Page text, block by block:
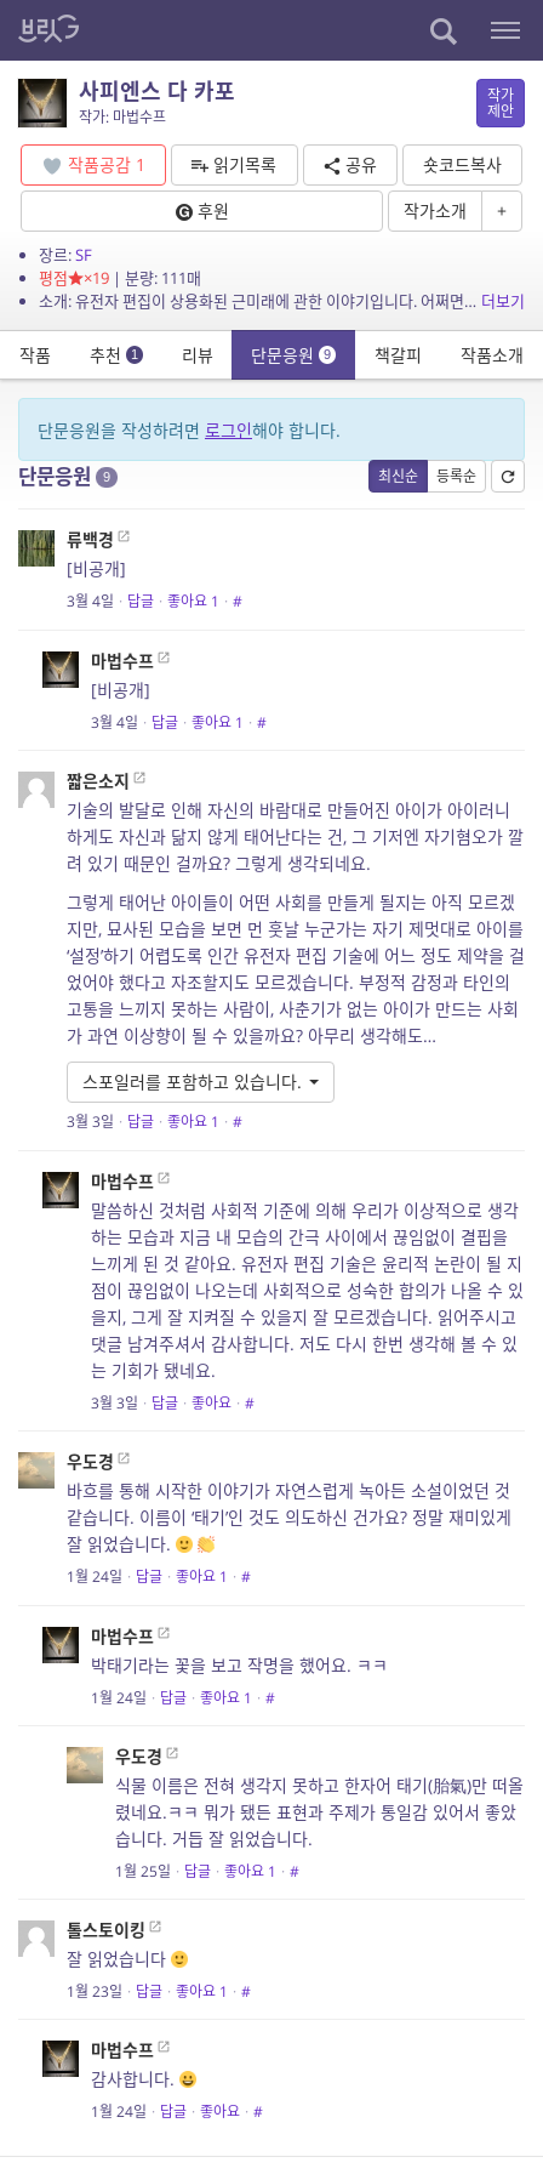
사피엔스 다 카포
작가: 마법수프
작가
제안
작품공감 1 읽기목록 공유
숏코드복사
후원
작가소개 +
장르:SF
평점
×19| 분량: 111매
소개: 유전자 편집이 상용화된 근미래에 관한 이야기입니다. 어쩌면 이런 상황이 이미 현실에 스며들고 있는지도 모르겠다는 생각이 듭니다. 더보기
작품 추천 1 리뷰 단문응원 9 책갈피 작품소개
단문응원을 작성하려면 로그인해야 합니다.
최신순 등록순
단문응원 9
류백경
[비공개]
3월 4일 · 답글 · 좋아요 1 · #
마법수프
[비공개]
3월 4일 · 답글 · 좋아요 1 · #
짧은소지
기술의 발달로 인해 자신의 바람대로 만들어진 아이가 아이러니
하게도 자신과 닮지 않게 태어난다는 건, 그 기저엔 자기혐오가 깔
려 있기 때문인 걸까요? 그렇게 생각되네요.
그렇게 태어난 아이들이 어떤 사회를 만들게 될지는 아직 모르겠
지만, 묘사된 모습을 보면 먼 훗날 누군가는 자기 제멋대로 아이를
‘설정’하기 어렵도록 인간 유전자 편집 기술에 어느 정도 제약을 걸
었어야 했다고 자조할지도 모르겠습니다. 부정적 감정과 타인의
고통을 느끼지 못하는 사람이, 사춘기가 없는 아이가 만드는 사회
가 과연 이상향이 될 수 있을까요? 아무리 생각해도…
스포일러를 포함하고 있습니다.
3월 3일 · 답글 · 좋아요 1 · #
마법수프
말씀하신 것처럼 사회적 기준에 의해 우리가 이상적으로 생각
하는 모습과 지금 내 모습의 간극 사이에서 끊임없이 결핍을
느끼게 된 것 같아요. 유전자 편집 기술은 윤리적 논란이 될 지
점이 끊임없이 나오는데 사회적으로 성숙한 합의가 나올 수 있
을지, 그게 잘 지켜질 수 있을지 잘 모르겠습니다. 읽어주시고
댓글 남겨주셔서 감사합니다. 저도 다시 한번 생각해 볼 수 있
는 기회가 됐네요.
3월 3일 · 답글 · 좋아요 · #
우도경
바흐를 통해 시작한 이야기가 자연스럽게 녹아든 소설이었던 것
같습니다. 이름이 ‘태기’인 것도 의도하신 건가요? 정말 재미있게
잘 읽었습니다.
1월 24일 · 답글 · 좋아요 1 · #
마법수프
박태기라는 꽃을 보고 작명을 했어요. ㅋㅋ
1월 24일 · 답글 · 좋아요 1 · #
우도경
식물 이름은 전혀 생각지 못하고 한자어 태기(胎氣)만 떠올
렸네요.ㅋㅋ 뭐가 됐든 표현과 주제가 통일감 있어서 좋았
습니다. 거듭 잘 읽었습니다.
1월 25일 · 답글 · 좋아요 1 · #
톨스토이킹
잘 읽었습니다
1월 23일 · 답글 · 좋아요 1 · #
마법수프
감사합니다.
1월 24일 · 답글 · 좋아요 · #